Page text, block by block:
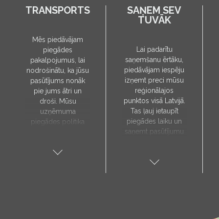
TRANSPORTS
Mēs piedāvājam
piegādes
pakalpojumus, lai
nodrošinātu, ka jūsu
pasūtījums nonāk
pie jums ātri un
droši. Mūsu
uzņēmuma
piegādes politika
uz jūsu norādīto
SAŅEM SEV
TUVĀK
Lai padarītu
saņemšanu ērtāku,
piedāvājam iespēju
izņemt preci mūsu
reģionālajos
punktos visā Latvijā.
Tas ļauj ietaupīt
piegādes laiku un
saņemt pasūtījumu
saņemšanas punkti: